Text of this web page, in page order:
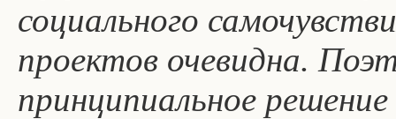
социального
проектов очевидна.
принципиальное